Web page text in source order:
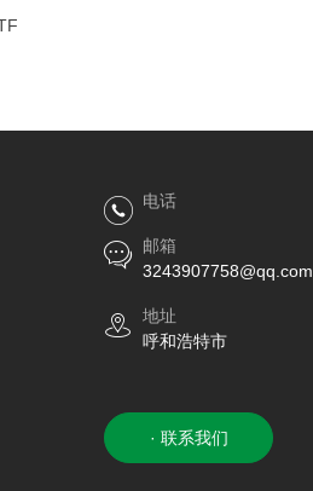
电话
邮箱
3243907758@qq.com
地址
呼和浩特市
· 联系我们